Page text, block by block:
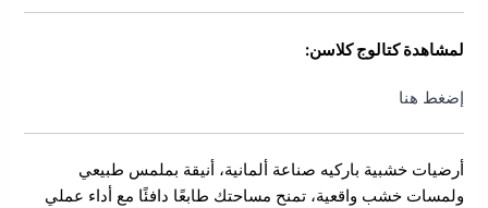
لمشاهدة كتالوج كلاسن:
إضغط هنا
أرضيات خشبية باركيه صناعة ألمانية، أنيقة بملمس طبيعي
ولمسات خشب واقعية، تمنح مساحتك طابعًا دافئًا مع أداء عملي